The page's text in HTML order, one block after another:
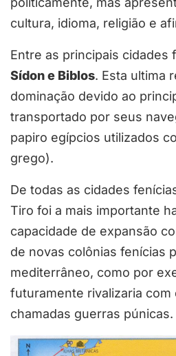
cultura, idioma, religião e
Entre as principais cidades
Sídon e Biblos. Esta ultima
dominação devido ao
transportado por seus
papiro egípcios utilizados
grego).
De todas as cidades
Tiro foi a mais importante
capacidade de expansão
de novas colônias fenícias
mediterrâneo, como por
futuramente rivalizaria com
chamadas guerras púnicas.